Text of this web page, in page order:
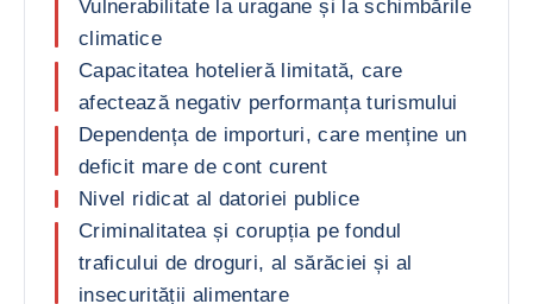
Vulnerabilitate la uragane și la schimbările
climatice
Capacitatea hotelieră limitată, care
afectează negativ performanța turismului
Dependența de importuri, care menține un
deficit mare de cont curent
Nivel ridicat al datoriei publice
Criminalitatea și corupția pe fondul
traficului de droguri, al sărăciei și al
insecurității alimentare